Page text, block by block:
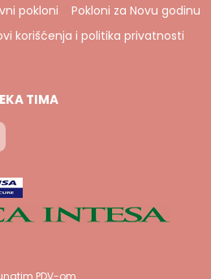
pokloni
Pokloni za Novu godinu
korišćenja i politika privatnosti
TIMA